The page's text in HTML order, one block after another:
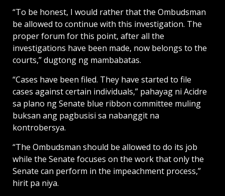
“To be honest, I would rather that the Ombudsman
be allowed to continue with this investigation. The
proper forum for this point, after all the
investigations have been made, now belongs to the
courts,” dugtong ng mambabatas.
“Cases have been filed. They have started to file
cases against certain individuals,” pahayag ni Acidre
sa plano ng Senate blue ribbon committee muling
buksan ang pagbusisi sa nabanggit na
kontrobersya.
“The Ombudsman should be allowed to do its job
while the Senate focuses on the work that only the
Senate can perform in the impeachment process,”
hirit pa niya.